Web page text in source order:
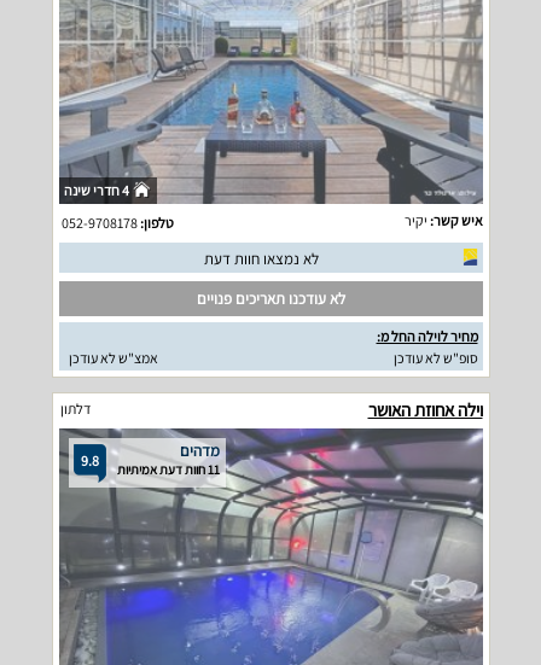
4 חדרי שינה
איש קשר: יקיר טלפון:052-9708178
לא נמצאו חוות דעת
לא עודכנו תאריכים פנויים
מחיר לוילה החל מ:
סופ"ש לא עודכן
אמצ"ש לא עודכן
וילה אחוזת האושר דלתון
9.8 מדהים
11 חוות דעת אמיתיות